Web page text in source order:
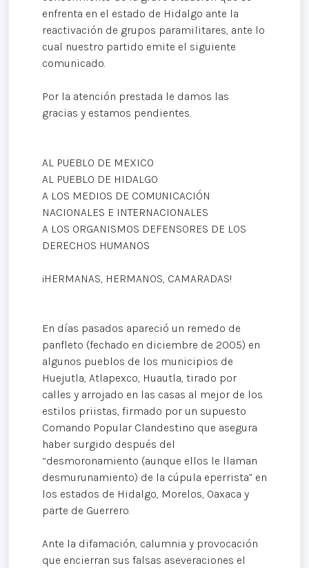
enfrenta en el estado de Hidalgo ante la
reactivación de grupos paramilitares, ante lo
cual nuestro partido emite el siguiente
comunicado.
Por la atención prestada le damos las
gracias y estamos pendientes.
AL PUEBLO DE MEXICO
AL PUEBLO DE HIDALGO
A LOS MEDIOS DE COMUNICACIÓN
NACIONALES E INTERNACIONALES
A LOS ORGANISMOS DEFENSORES DE LOS
DERECHOS HUMANOS
¡HERMANAS, HERMANOS, CAMARADAS!
En días pasados apareció un remedo de
panfleto (fechado en diciembre de 2005) en
algunos pueblos de los municipios de
Huejutla, Atlapexco, Huautla, tirado por
calles y arrojado en las casas al mejor de los
estilos priistas, firmado por un supuesto
Comando Popular Clandestino que asegura
haber surgido después del
“desmoronamiento (aunque ellos le llaman
desmurunamiento) de la cúpula eperrista” en
los estados de Hidalgo, Morelos, Oaxaca y
parte de Guerrero.
Ante la difamación, calumnia y provocación
que encierran sus falsas aseveraciones el